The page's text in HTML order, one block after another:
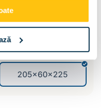
185x60x225
205x60x225